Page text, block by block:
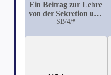
Ein Beitrag zur Lehre
von der Sekretion und
Regeneration der
SB/4/#